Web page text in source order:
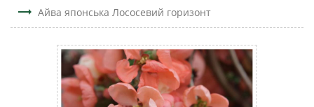
trending_flat Айва японська Лососевий горизонт